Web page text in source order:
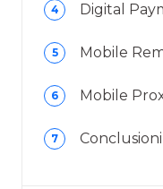
4 Digital
5 Mobile
6 Mobile
7 Conclusioni